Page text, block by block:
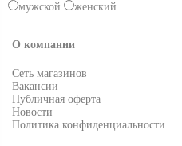
мужской женский
О компании
Сеть магазинов
Вакансии
Публичная оферта
Новости
Политика конфиденциальности